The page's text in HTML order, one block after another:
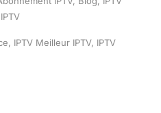
, IPTV Meilleur IPTV, IPTV